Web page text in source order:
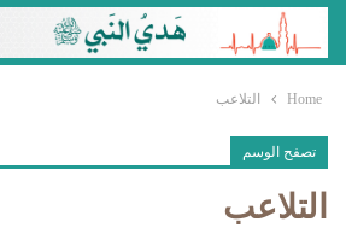
Home التلاعب
تصفح الوسم
التلاعب